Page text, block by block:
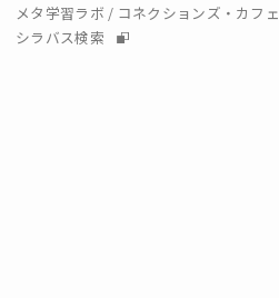
メタ学習ラボ / コネクションズ・カフェ
シラバス検索